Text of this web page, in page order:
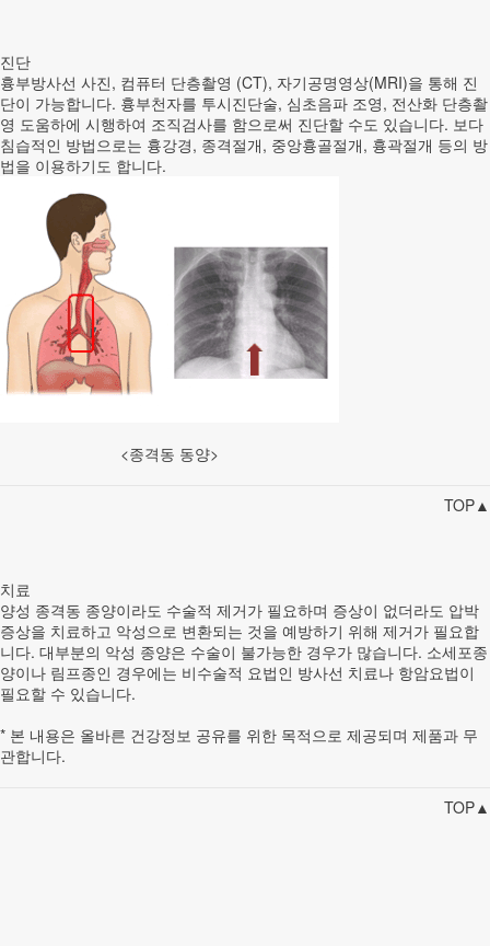
진단
흉부방사선 사진, 컴퓨터 단층촬영 (CT), 자기공명영상(MRI)을 통해 진
단이 가능합니다. 흉부천자를 투시진단술, 심초음파 조영, 전산화 단층촬
영 도움하에 시행하여 조직검사를 함으로써 진단할 수도 있습니다. 보다
침습적인 방법으로는 흉강경, 종격절개, 중앙흉골절개, 흉곽절개 등의 방
법을 이용하기도 합니다.
<종격동 동양>
TOP▲
치료
양성 종격동 종양이라도 수술적 제거가 필요하며 증상이 없더라도 압박
증상을 치료하고 악성으로 변환되는 것을 예방하기 위해 제거가 필요합
니다. 대부분의 악성 종양은 수술이 불가능한 경우가 많습니다. 소세포종
양이나 림프종인 경우에는 비수술적 요법인 방사선 치료나 항암요법이
필요할 수 있습니다.
* 본 내용은 올바른 건강정보 공유를 위한 목적으로 제공되며 제품과 무
관합니다.
TOP▲